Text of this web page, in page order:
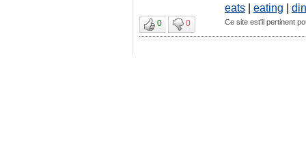
eats | eating |
0 0 Ce site est'il pertinent